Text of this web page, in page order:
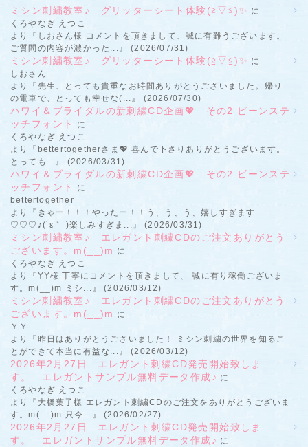
ミシン刺繍教室♪ グリッターシート体験(≧▽≦)✨ に
くろやなぎ えつこ
より『しおさん様 コメントを頂きまして、誠に有難うございます。
ご質問の内容が濃かった...』 (2026/07/31)
ミシン刺繍教室♪ グリッターシート体験(≧▽≦)✨ に
しおさん
より『先生、とっても貴重なお時間ありがとうございました。帰り
の電車で、とっても幸せな(...』 (2026/07/30)
ハワイ＆ブライダルの新刺繍CD企画💖 その2 ビーンステ
ッチフォント
に
くろやなぎ えつこ
より『bettertogetherさま💖 喜んで下さりありがとうございます。
とっても...』 (2026/03/31)
ハワイ＆ブライダルの新刺繍CD企画💖 その2 ビーンステ
ッチフォント
に
bettertogether
より『きゃー！！！やったー！！う、う、う、嬉しすぎます
♡♡♡♪(´ε｀ )楽しみすぎま...』 (2026/03/31)
ミシン刺繍教室♪ エレガント刺繍CDのご注文ありがとう
ございます。m(__)m に
くろやなぎ えつこ
より『YY様 丁寧にコメントを頂きまして、 誠に有り稼働ございま
す。m(__)m ミシ...』 (2026/03/12)
ミシン刺繍教室♪ エレガント刺繍CDのご注文ありがとう
ございます。m(__)m に
ＹＹ
より『昨日はありがとうございました！ ミシン刺繍の世界を知るこ
とができて本当に有益な...』 (2026/03/12)
2026年2月27日 エレガント刺繍CD発売開始致しま
す。 エレガントサンプル無料データ作成♪ に
くろやなぎ えつこ
より『大橋葉子様 エレガント刺繍CDのご注文をありがとうございま
す。m(__)m 只今...』 (2026/02/27)
2026年2月27日 エレガント刺繍CD発売開始致しま
す。 エレガントサンプル無料データ作成♪ に